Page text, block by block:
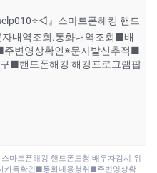
』스마트폰해킹 핸드
내역조회.통화내역조회■배
변영상확인※문자발신추적■
■핸드폰해킹 해킹프로그램팝
마트폰해킹 핸드폰도청 배우자감시 위
카톡확인■통화내용청취■주변영상확